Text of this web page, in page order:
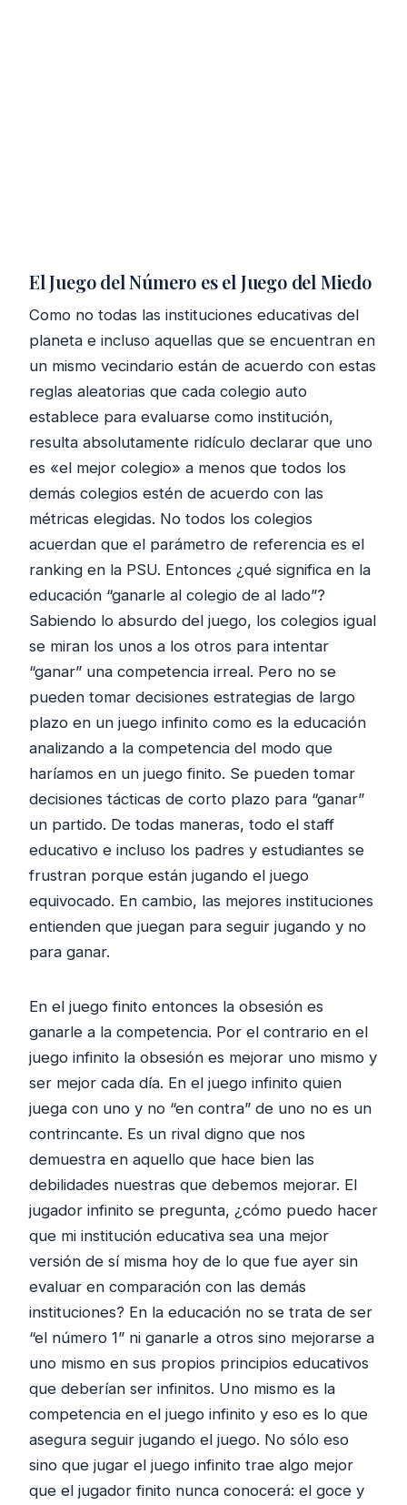
El Juego del Número es el Juego del Miedo
Como no todas las instituciones educativas del
planeta e incluso aquellas que se encuentran en
un mismo vecindario están de acuerdo con estas
reglas aleatorias que cada colegio auto
establece para evaluarse como institución,
resulta absolutamente ridículo declarar que uno
es «el mejor colegio» a menos que todos los
demás colegios estén de acuerdo con las
métricas elegidas. No todos los colegios
acuerdan que el parámetro de referencia es el
ranking en la PSU. Entonces ¿qué significa en la
educación “ganarle al colegio de al lado”?
Sabiendo lo absurdo del juego, los colegios igual
se miran los unos a los otros para intentar
“ganar” una competencia irreal. Pero no se
pueden tomar decisiones estrategias de largo
plazo en un juego infinito como es la educación
analizando a la competencia del modo que
haríamos en un juego finito. Se pueden tomar
decisiones tácticas de corto plazo para “ganar”
un partido. De todas maneras, todo el staff
educativo e incluso los padres y estudiantes se
frustran porque están jugando el juego
equivocado. En cambio, las mejores instituciones
entienden que juegan para seguir jugando y no
para ganar.
En el juego finito entonces la obsesión es
ganarle a la competencia. Por el contrario en el
juego infinito la obsesión es mejorar uno mismo y
ser mejor cada día. En el juego infinito quien
juega con uno y no “en contra” de uno no es un
contrincante. Es un rival digno que nos
demuestra en aquello que hace bien las
debilidades nuestras que debemos mejorar. El
jugador infinito se pregunta, ¿cómo puedo hacer
que mi institución educativa sea una mejor
versión de sí misma hoy de lo que fue ayer sin
evaluar en comparación con las demás
instituciones? En la educación no se trata de ser
“el número 1” ni ganarle a otros sino mejorarse a
uno mismo en sus propios principios educativos
que deberían ser infinitos. Uno mismo es la
competencia en el juego infinito y eso es lo que
asegura seguir jugando el juego. No sólo eso
sino que jugar el juego infinito trae algo mejor
que el jugador finito nunca conocerá: el goce y